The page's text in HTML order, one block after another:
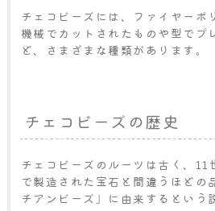
チェコビーズには、ファイヤーポ
機械でカットされたものや型でプ
ど、さまざまな種類があります。
チェコビーズの歴史
チェコビーズのルーツは古く、11
で製造された宝石と間違うほどの
チアンビーズ」に由来するという